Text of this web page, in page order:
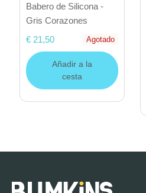
Babero de Silicona -
Gris Corazones
€ 21,50
Agotado
Añadir a la
cesta